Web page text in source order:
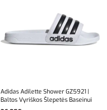
Adidas Adilette Shower GZ5921 |
Baltos Vyriškos Šlepetės Baseinui